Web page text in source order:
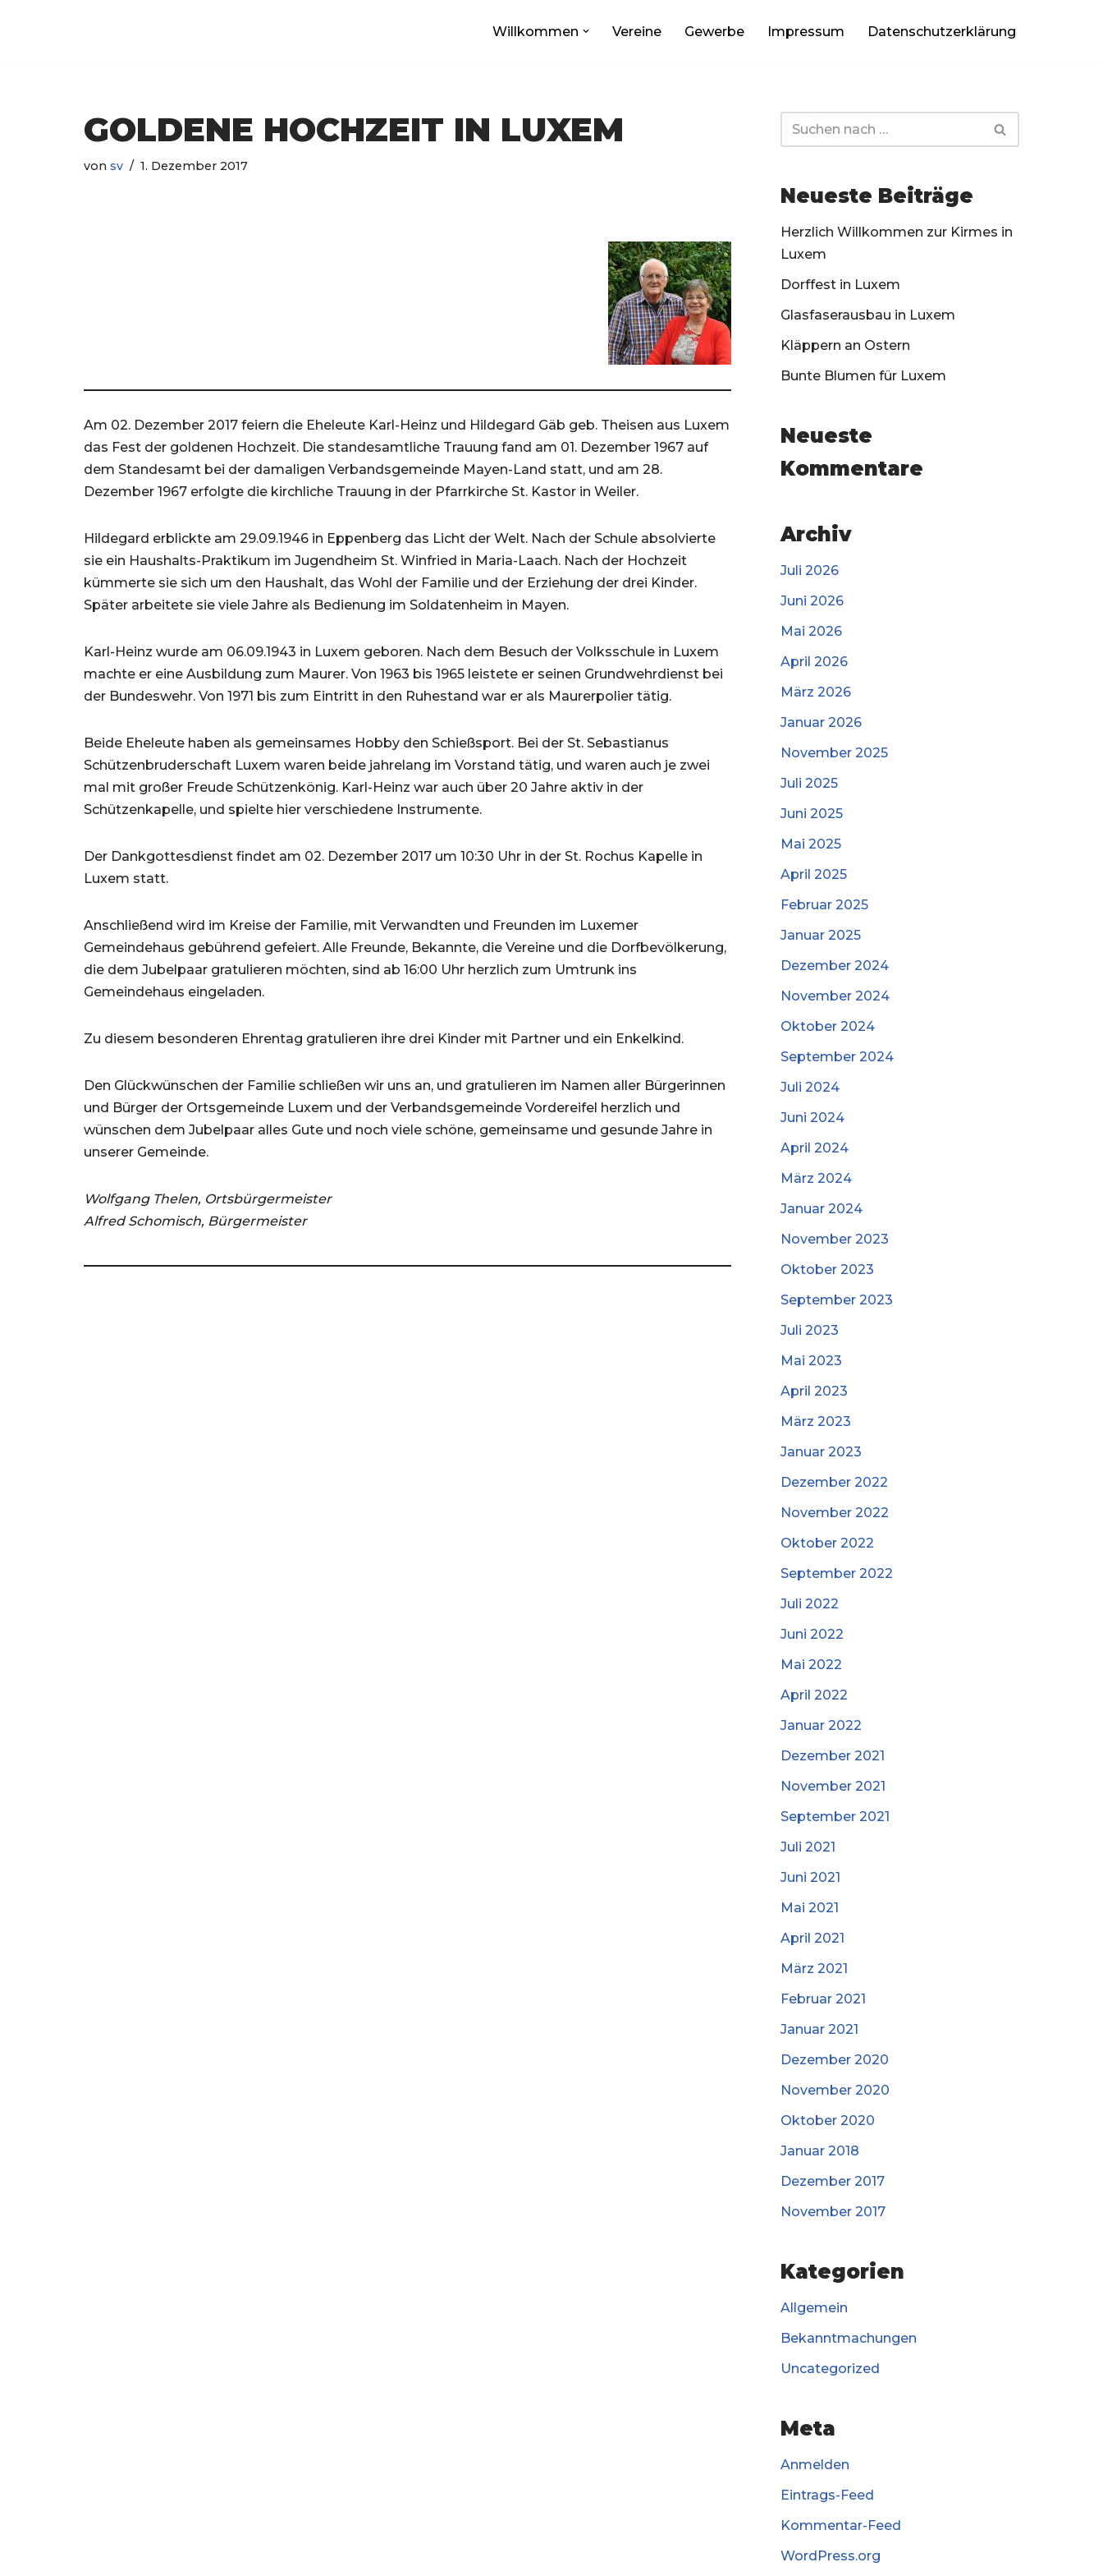
Willkommen Vereine Gewerbe Impressum Datenschutzerklärung
GOLDENE HOCHZEIT IN LUXEM
von sv 1. Dezember 2017
Am 02. Dezember 2017 feiern die Eheleute Karl-Heinz und Hildegard Gäb geb. Theisen aus Luxem
das Fest der goldenen Hochzeit. Die standesamtliche Trauung fand am 01. Dezember 1967 auf
dem Standesamt bei der damaligen Verbandsgemeinde Mayen-Land statt, und am 28.
Dezember 1967 erfolgte die kirchliche Trauung in der Pfarrkirche St. Kastor in Weiler.
Hildegard erblickte am 29.09.1946 in Eppenberg das Licht der Welt. Nach der Schule absolvierte
sie ein Haushalts-Praktikum im Jugendheim St. Winfried in Maria-Laach. Nach der Hochzeit
kümmerte sie sich um den Haushalt, das Wohl der Familie und der Erziehung der drei Kinder.
Später arbeitete sie viele Jahre als Bedienung im Soldatenheim in Mayen.
Karl-Heinz wurde am 06.09.1943 in Luxem geboren. Nach dem Besuch der Volksschule in Luxem
machte er eine Ausbildung zum Maurer. Von 1963 bis 1965 leistete er seinen Grundwehrdienst bei
der Bundeswehr. Von 1971 bis zum Eintritt in den Ruhestand war er als Maurerpolier tätig.
Beide Eheleute haben als gemeinsames Hobby den Schießsport. Bei der St. Sebastianus
Schützenbruderschaft Luxem waren beide jahrelang im Vorstand tätig, und waren auch je zwei
mal mit großer Freude Schützenkönig. Karl-Heinz war auch über 20 Jahre aktiv in der
Schützenkapelle, und spielte hier verschiedene Instrumente.
Der Dankgottesdienst findet am 02. Dezember 2017 um 10:30 Uhr in der St. Rochus Kapelle in
Luxem statt.
Anschließend wird im Kreise der Familie, mit Verwandten und Freunden im Luxemer
Gemeindehaus gebührend gefeiert. Alle Freunde, Bekannte, die Vereine und die Dorfbevölkerung,
die dem Jubelpaar gratulieren möchten, sind ab 16:00 Uhr herzlich zum Umtrunk ins
Gemeindehaus eingeladen.
Zu diesem besonderen Ehrentag gratulieren ihre drei Kinder mit Partner und ein Enkelkind.
Den Glückwünschen der Familie schließen wir uns an, und gratulieren im Namen aller Bürgerinnen
und Bürger der Ortsgemeinde Luxem und der Verbandsgemeinde Vordereifel herzlich und
wünschen dem Jubelpaar alles Gute und noch viele schöne, gemeinsame und gesunde Jahre in
unserer Gemeinde.
Wolfgang Thelen, Ortsbürgermeister
Alfred Schomisch, Bürgermeister
Neueste Beiträge
Herzlich Willkommen zur Kirmes in
Luxem
Dorffest in Luxem
Glasfaserausbau in Luxem
Kläppern an Ostern
Bunte Blumen für Luxem
Neueste
Kommentare
Archiv
Juli 2026
Juni 2026
Mai 2026
April 2026
März 2026
Januar 2026
November 2025
Juli 2025
Juni 2025
Mai 2025
April 2025
Februar 2025
Januar 2025
Dezember 2024
November 2024
Oktober 2024
September 2024
Juli 2024
Juni 2024
April 2024
März 2024
Januar 2024
November 2023
Oktober 2023
September 2023
Juli 2023
Mai 2023
April 2023
März 2023
Januar 2023
Dezember 2022
November 2022
Oktober 2022
September 2022
Juli 2022
Juni 2022
Mai 2022
April 2022
Januar 2022
Dezember 2021
November 2021
September 2021
Juli 2021
Juni 2021
Mai 2021
April 2021
März 2021
Februar 2021
Januar 2021
Dezember 2020
November 2020
Oktober 2020
Januar 2018
Dezember 2017
November 2017
Kategorien
Allgemein
Bekanntmachungen
Uncategorized
Meta
Anmelden
Eintrags-Feed
Kommentar-Feed
WordPress.org